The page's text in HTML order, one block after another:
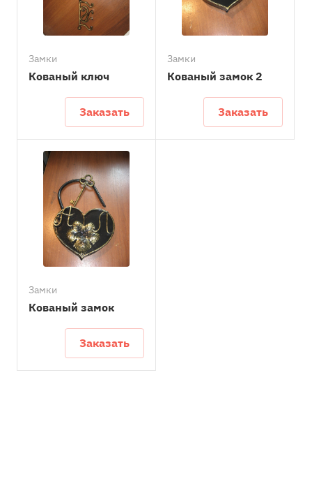
Замки
Кованый ключ
Заказать
Замки
Кованый замок 2
Заказать
Замки
Кованый замок
Заказать